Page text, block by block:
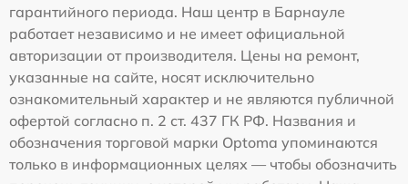
гарантийного периода. Наш центр в Барнауле
работает независимо и не имеет официальной
авторизации от производителя. Цены на ремонт,
указанные на сайте, носят исключительно
ознакомительный характер и не являются публичной
офертой согласно п. 2 ст. 437 ГК РФ. Названия и
обозначения торговой марки Optoma упоминаются
только в информационных целях — чтобы обозначить